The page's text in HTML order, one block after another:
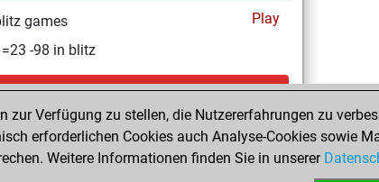
games
Play
-98 in blitz
games
Play
-6 in bullet
Verfügung zu stellen, die Nutzererfahrungen zu
erforderlichen Cookies auch Analyse-Cookies sowie
Weitere Informationen finden Sie in unserer